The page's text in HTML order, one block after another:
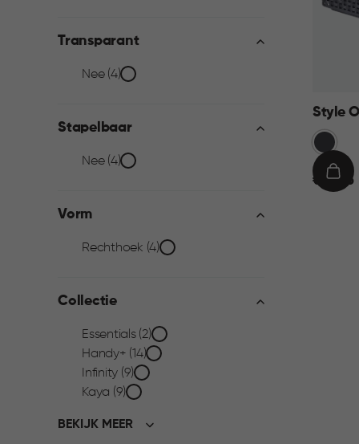
Transparant
Transparant
filter
Nee (4)
Stapelbaar
Stapelbaar
filter
Nee (4)
Vorm
Vorm
filter
Rechthoek (4)
Collectie
Collectie
filter
Essentials (2)
Handy+ (14)
Infinity (9)
Kaya (9)
BEKIJK MEER
Style
Grijs
€€ 11,95
IN